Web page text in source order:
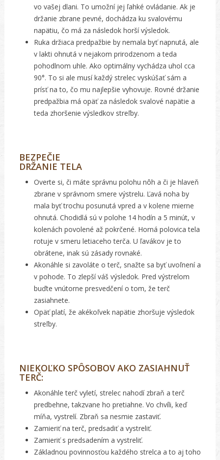
vo vašej dlani. To umožní jej ľahké ovládanie. Ak je
držanie zbrane pevné, dochádza ku svalovému
napätiu, čo má za následok horší výsledok.
Ruka držiaca predpažbie by nemala byť napnutá, ale
v lakti ohnutá v nejakom prirodzenom a teda
pohodlnom uhle. Ako optimálny vychádza uhol cca
90°. To si ale musí každý strelec vyskúšať sám a
prísť na to, čo mu najlepšie vyhovuje. Rovné držanie
predpažbia má opäť za následok svalové napätie a
teda zhoršenie výsledkov streľby.
BEZPEČIE
DRŽANIE TELA
Overte si, či máte správnu polohu nôh a či je hlaveň
zbrane v správnom smere výstrelu. Ľavá noha by
mala byť trochu posunutá vpred a v kolene mierne
ohnutá. Chodidlá sú v polohe 14 hodín a 5 minút, v
kolenách povolené až pokrčené. Horná polovica tela
rotuje v smeru letiaceho terča. U ľavákov je to
obrátene, inak sú zásady rovnaké.
Akonáhle si zavoláte o terč, snažte sa byť uvoľnení a
v pohode. To zlepší váš výsledok. Pred výstrelom
buďte vnútorne presvedčení o tom, že terč
zasiahnete.
Opäť platí, že akékoľvek napätie zhoršuje výsledok
streľby.
NIEKOĽKO SPÔSOBOV AKO ZASIAHNUŤ
TERČ:
Akonáhle terč vyletí, strelec nahodí zbraň a terč
predbehne, takzvane ho pretiahne. Vo chvíli, keď
míňa, vystrelí. Zbraň sa nesmie zastaviť.
Zamieriť na terč, predsadiť a vystreliť.
Zamieriť s predsadením a vystreliť.
Základnou povinnosťou každého strelca a to aj toho